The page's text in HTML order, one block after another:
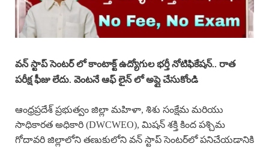
వన్ స్టాప్ సెంటర్ లోకాంటాక్ట్ ఉద్యోగుల భర్తీ నోటిఫికేషన్.. రాత
పరీక్ష ఫీజు లేదు. వెంటనే ఆఫ్ లైన్ లో అప్లై చేసుకోండి
ఆంధ్రప్రదేశ్ ప్రభుత్వం జిల్లా మహిళా, శిశు సంక్షేమ మరియు
సాధికారత అధికారి (DWCWEO), మిషన్ శక్తి కింద పశ్చిమ
గోదావరి జిల్లాలోని తణుకులోని వన్ స్టాప్ సెంటర్‌లో పనిచేయడానికి